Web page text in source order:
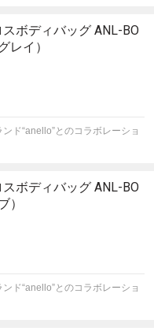
スボディバッグ ANL-BO
レイ）
ド“anello”とのコラボレーショ
スボディバッグ ANL-BO
）
ド“anello”とのコラボレーショ